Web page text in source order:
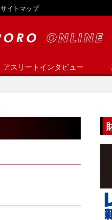
サイトマップ
アスリートインタビュー